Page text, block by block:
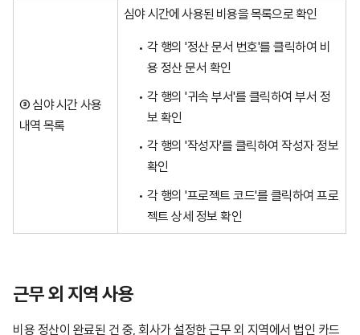
③ 심야 시간 사용
내역 목록
심야 시간에 사용된 비용을 목록으로 확인
각 행의 '정산 문서 번호'를 클릭하여 비
용 정산 문서 확인
각 행의 '귀속 부서'를 클릭하여 부서 정
보 확인
각 행의 '작성자'를 클릭하여 작성자 정보
확인
각 행의 '프로젝트 코드'를 클릭하여 프로
젝트 상세 정보 확인
근무 외 지역 사용
비용 정산이 완료된 건 중, 회사가 설정한 근무 외 지역에서 법인 카드